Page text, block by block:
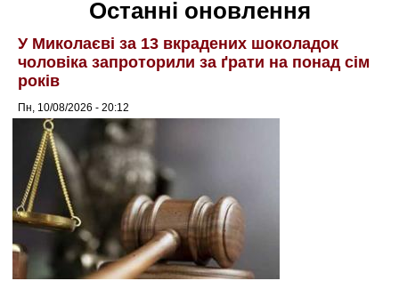
Останні оновлення
У Миколаєві за 13 вкрадених шоколадок
чоловіка запроторили за ґрати на понад сім
років
Пн, 10/08/2026 - 20:12